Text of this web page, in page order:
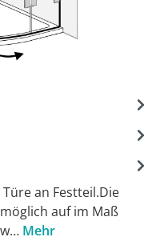
an Festteil.Die
auf im Maß
Mehr